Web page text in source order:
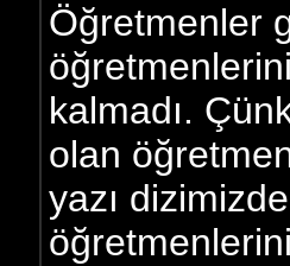
Öğretmenler
kalmadı.
olan
yazı